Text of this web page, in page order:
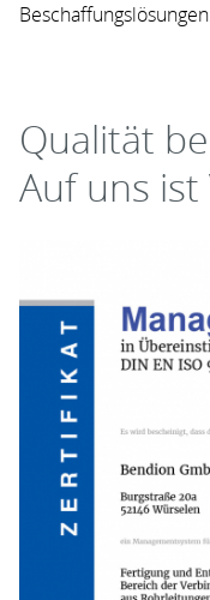
Qualität
Auf uns ist